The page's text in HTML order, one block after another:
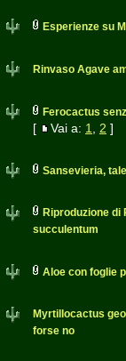
Esperienze su
Rinvaso Agave
Ferocactus
[ Vai a: 1 2 ]
Sansevieria,
Riproduzione di
succulentum
Aloe con foglie
Myrtillocactus
forse no